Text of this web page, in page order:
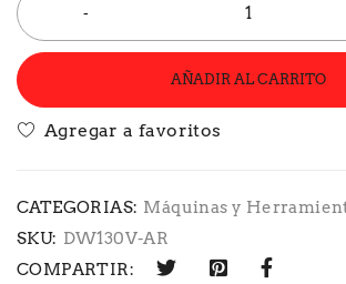
AÑADIR AL CARRITO
CATEGORIAS: Máquinas y
SKU: DW130V-AR
COMPARTIR: